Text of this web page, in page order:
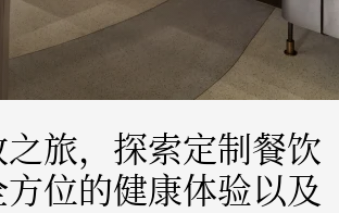
旅，探索定制餐饮
位的健康体验以及